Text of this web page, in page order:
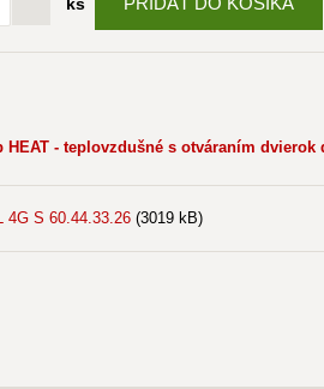
HEAT - teplovzdušné s otváraním dvierok
4G S 60.44.33.26 (3019 kB)